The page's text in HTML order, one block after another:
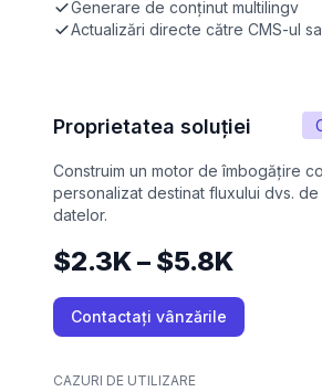
Generare de conținut multilingv
Actualizări directe către CMS-ul
Proprietatea soluției
Construim un motor de îmbogățire
personalizat destinat fluxului dvs. de
datelor.
$2.3K – $5.8K
Contactați vânzările
CAZURI DE UTILIZARE